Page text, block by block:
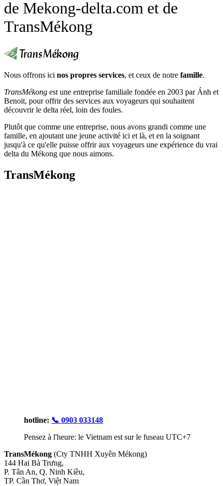
de Mekong-delta.com et de
TransMékong
Nous offrons ici nos propres services, et ceux de notre famille.
TransMékong est une entreprise familiale fondée en 2003 par Ánh et
Benoit, pour offrir des services aux voyageurs qui souhaitent
découvrir le delta réel, loin des foules.
Plutôt que comme une entreprise, nous avons grandi comme une
famille, en ajoutant une jeune activité ici et là, et en la soignant
jusqu'à ce qu'elle puisse offrir aux voyageurs une expérience du vrai
delta du Mékong que nous aimons.
TransMékong
hotline: 📞 0903 033148
Pensez à l'heure: le Vietnam est sur le fuseau UTC+7
TransMékong (Cty TNHH Xuyên Mékong)
144 Hai Bà Trưng,
P. Tân An, Q. Ninh Kiều,
TP. Cần Thơ, Việt Nam